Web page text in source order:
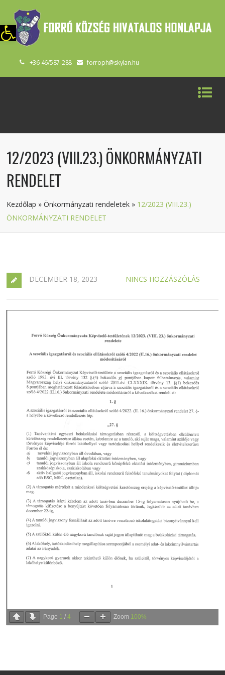
Eszköztár megnyitása
+36 46/587-288 forroph@skylan.hu
12/2023 (VIII.23.) ÖNKORMÁNYZATI
RENDELET
Kezdőlap »Önkormányzati rendeletek » 12/2023 (VIII.23.)
ÖNKORMÁNYZATI RENDELET
DECEMBER 18, 2023 NINCS HOZZÁSZÓLÁS
Page 1 /4 Zoom 100%